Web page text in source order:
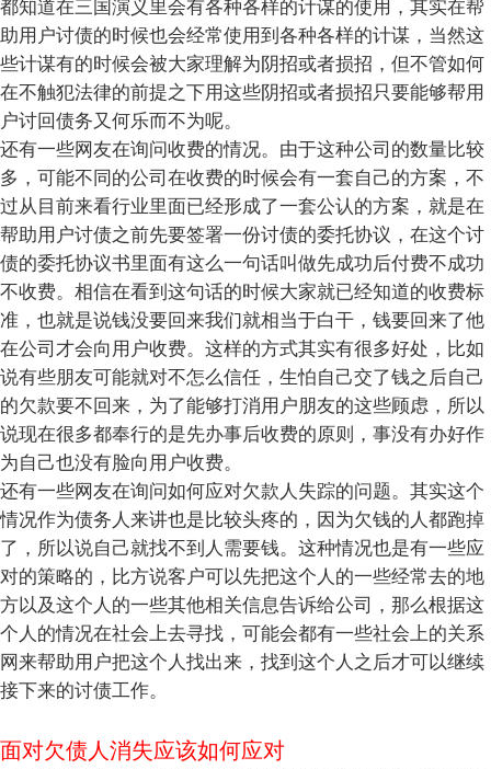
都知道在三国演义里会有各种各样的计谋的使用，其实在帮
助用户讨债的时候也会经常使用到各种各样的计谋，当然这
些计谋有的时候会被大家理解为阴招或者损招，但不管如何
在不触犯法律的前提之下用这些阴招或者损招只要能够帮用
户讨回债务又何乐而不为呢。
还有一些网友在询问收费的情况。由于这种公司的数量比较
多，可能不同的公司在收费的时候会有一套自己的方案，不
过从目前来看行业里面已经形成了一套公认的方案，就是在
帮助用户讨债之前先要签署一份讨债的委托协议，在这个讨
债的委托协议书里面有这么一句话叫做先成功后付费不成功
不收费。相信在看到这句话的时候大家就已经知道的收费标
准，也就是说钱没要回来我们就相当于白干，钱要回来了他
在公司才会向用户收费。这样的方式其实有很多好处，比如
说有些朋友可能就对不怎么信任，生怕自己交了钱之后自己
的欠款要不回来，为了能够打消用户朋友的这些顾虑，所以
说现在很多都奉行的是先办事后收费的原则，事没有办好作
为自己也没有脸向用户收费。
还有一些网友在询问如何应对欠款人失踪的问题。其实这个
情况作为债务人来讲也是比较头疼的，因为欠钱的人都跑掉
了，所以说自己就找不到人需要钱。这种情况也是有一些应
对的策略的，比方说客户可以先把这个人的一些经常去的地
方以及这个人的一些其他相关信息告诉给公司，那么根据这
个人的情况在社会上去寻找，可能会都有一些社会上的关系
网来帮助用户把这个人找出来，找到这个人之后才可以继续
接下来的讨债工作。
面对欠债人消失应该如何应对